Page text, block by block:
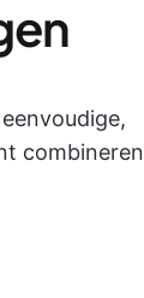
combineren